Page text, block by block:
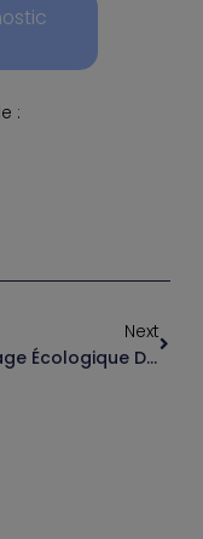
:
Next
Nettoyage Écologique Des Bâtiments : Une Solution Adaptée Aux Démarches RSE